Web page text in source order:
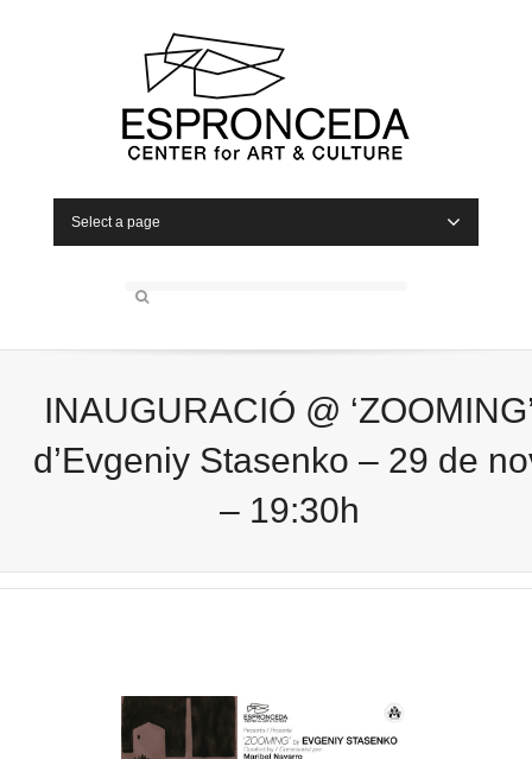
Select a page
INAUGURACIÓ @
d’Evgeniy Stasenko – 29 de
– 19:30h